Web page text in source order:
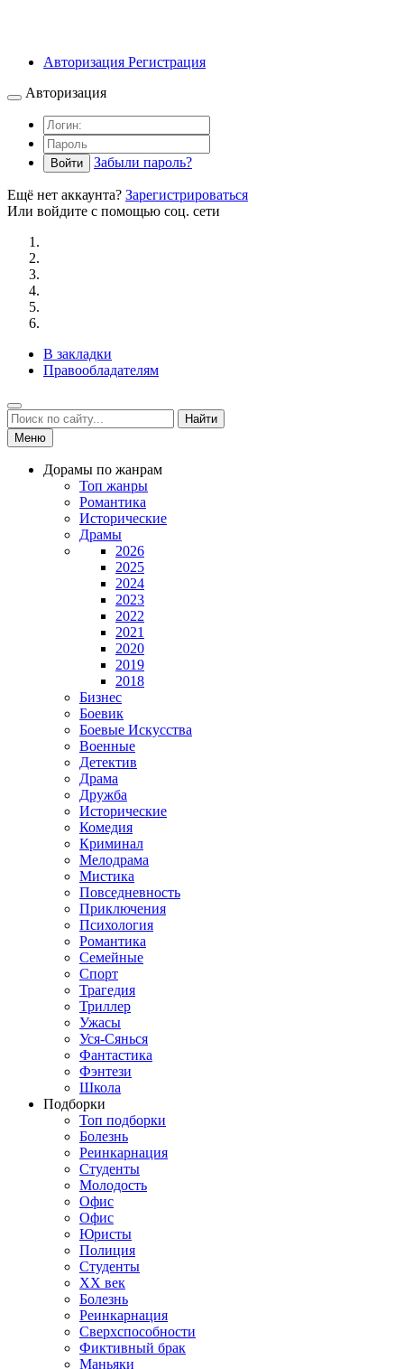
Авторизация Регистрация
Авторизация
Войти Забыли пароль?
Ещё нет аккаунта? Зарегистрироваться
Или войдите с помощью соц. сети
В закладки
Правообладателям
Найти
Меню
Дорамы по жанрам
Топ жанры
Романтика
Исторические
Драмы
2026
2025
2024
2023
2022
2021
2020
2019
2018
Бизнес
Боевик
Боевые Искусства
Военные
Детектив
Драма
Дружба
Исторические
Комедия
Криминал
Мелодрама
Мистика
Повседневность
Приключения
Психология
Романтика
Семейные
Спорт
Трагедия
Триллер
Ужасы
Уся-Сянься
Фантастика
Фэнтези
Школа
Подборки
Топ подборки
Болезнь
Реинкарнация
Студенты
Молодость
Офис
Офис
Юристы
Полиция
Студенты
ХХ век
Болезнь
Реинкарнация
Сверхспособности
Фиктивный брак
Маньяки